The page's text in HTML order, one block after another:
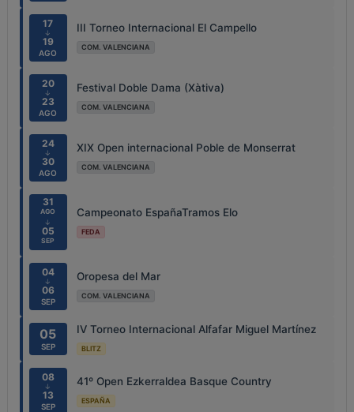
17
↓
19
AGO
III Torneo Internacional El Campello
COM. VALENCIANA
20
↓
23
AGO
Festival Doble Dama (Xàtiva)
COM. VALENCIANA
24
↓
30
AGO
XIX Open internacional Poble de Monserrat
COM. VALENCIANA
31
AGO
↓
05
SEP
Campeonato EspañaTramos Elo
FEDA
04
↓
06
SEP
Oropesa del Mar
COM. VALENCIANA
05
SEP
IV Torneo Internacional Alfafar Miguel Martínez
BLITZ
08
↓
13
SEP
41º Open Ezkerraldea Basque Country
ESPAÑA